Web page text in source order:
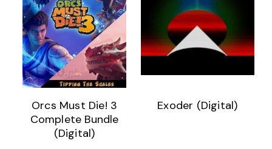
Orcs Must Die! 3
Complete Bundle
(Digital)
Exoder (Digital)